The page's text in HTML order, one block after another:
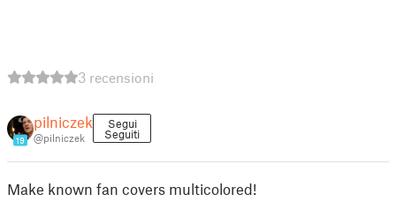
3 recensioni
19
pilniczek
@pilniczek
Segui
Seguiti
Make known fan covers multicolored!